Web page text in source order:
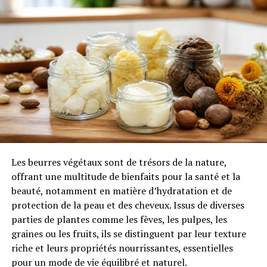
3.1.Peaux sensibles ou réactives :
prudence indispensable
3.2.Les facteurs de tolérance
individuelle
4.Quels sont les risques et les points faibles à
surveiller ?
4.1.Effets secondaires possibles
4.2.Manque de données cliniques
publiques
5.L’approche technique : ce qu’il faut vraiment
attendre d’une crème à céramides
5.1.Nature et forme des céramides :
l’exigence de précision
5.2.Synergie des lipides et importance
Les beurres végétaux sont de trésors de la nature,
offrant une multitude de bienfaits pour la santé et la
beauté, notamment en matière d’hydratation et de
protection de la peau et des cheveux. Issus de diverses
parties de plantes comme les fèves, les pulpes, les
graines ou les fruits, ils se distinguent par leur texture
riche et leurs propriétés nourrissantes, essentielles
pour un mode de vie équilibré et naturel.